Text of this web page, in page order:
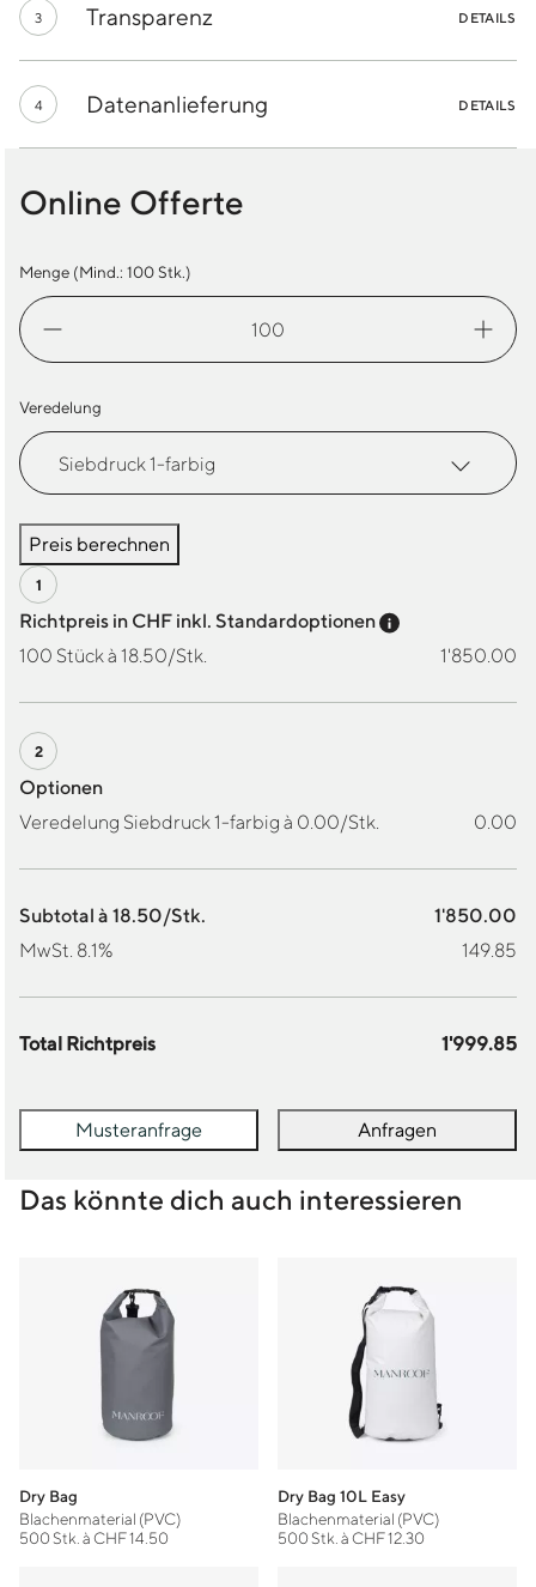
3 Transparenz DETAILS
4 Datenanlieferung DETAILS
Online Offerte
Menge (Mind.: 100Stk.)
Dry
Bag
Easy
Menge
Veredelung
Preis berechnen
Richtpreis in CHF inkl. Standardoptionen
Preis-Tooltip
100 Stück à 18.50/Stk.
1'850.00
Optionen
Veredelung Siebdruck 1-farbig à 0.00/Stk.
0.00
Subtotal à 18.50/Stk.
1'850.00
MwSt. 8.1%
149.85
Total Richtpreis 1'999.85
Musteranfrage Anfragen
Das könnte dich auch interessieren
Dry Bag
Blachenmaterial (PVC)
500 Stk. à CHF 14.50
Dry Bag 10L Easy
Blachenmaterial (PVC)
500 Stk. à CHF 12.30